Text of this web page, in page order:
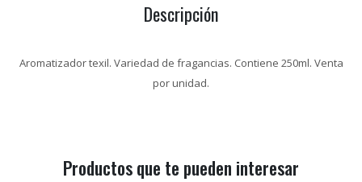
Descripción
Aromatizador texil. Variedad de fragancias. Contiene 250ml. Venta
por unidad.
Productos que te pueden interesar